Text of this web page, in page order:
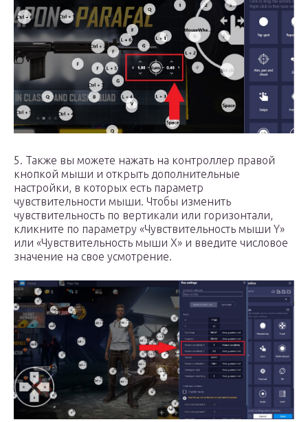
5. Также вы можете нажать на контроллер правой
кнопкой мыши и открыть дополнительные
настройки, в которых есть параметр
чувствительности мыши. Чтобы изменить
чувствительность по вертикали или горизонтали,
кликните по параметру «Чувствительность мыши Y»
или «Чувствительность мыши X» и введите числовое
значение на свое усмотрение.